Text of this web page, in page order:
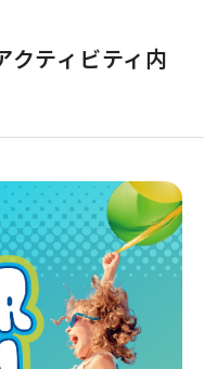
ティビティ内